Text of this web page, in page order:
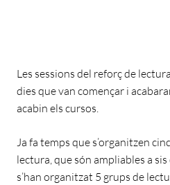
Les sessions del reforç de
dies que van començar i
acabin els cursos.
Ja fa temps que s’organitzen
lectura, que són ampliables a
s’han organitzat 5 grups de